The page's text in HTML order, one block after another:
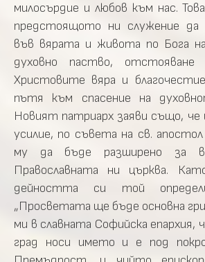
милосърдие и любов към нас.
предстоящото ни служение да
във вярата и живота по Бога
духовно паство,
Христовите вяра и
пътя към спасение на
Новият патриарх заяви също, че
усилие, по съвета на св.
му да бъде разширено за
Православната ни църква.
дейността си той
„Просветата ще бъде основна
ми в славната Софийска епархия,
град носи името и е под